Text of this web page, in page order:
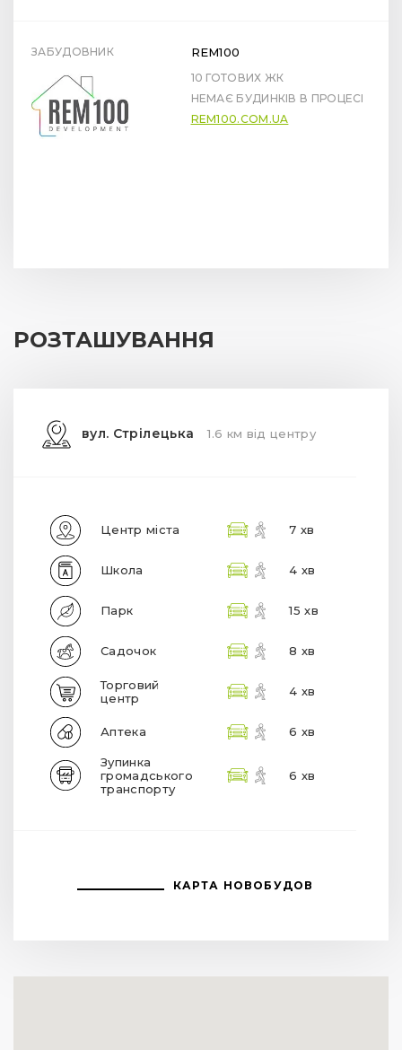
ЗАБУДОВНИК REM100
10 ГОТОВИХ ЖК
НЕМАЄ БУДИНКІВ В ПРОЦЕСІ
REM100.COM.UA
РОЗТАШУВАННЯ
вул. Стрілецька 1.6 км від центру
Центр міста 7 хв
Школа 4 хв
Парк 15 хв
Садочок 8 хв
Торговий
центр
4 хв
Аптека 6 хв
Зупинка
громадського
транспорту
6 хв
КАРТА НОВОБУДОВ